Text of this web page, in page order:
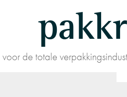
de totale